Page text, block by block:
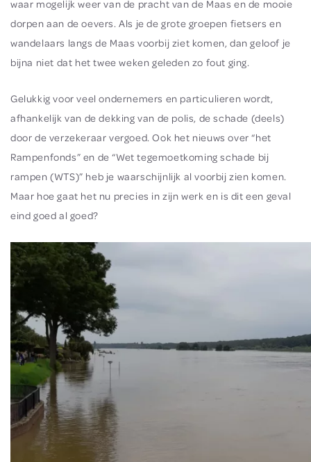
waar mogelijk weer van de pracht van de Maas en de mooie
dorpen aan de oevers. Als je de grote groepen fietsers en
wandelaars langs de Maas voorbij ziet komen, dan geloof je
bijna niet dat het twee weken geleden zo fout ging.
Gelukkig voor veel ondernemers en particulieren wordt,
afhankelijk van de dekking van de polis, de schade (deels)
door de verzekeraar vergoed. Ook het nieuws over “het
Rampenfonds” en de “Wet tegemoetkoming schade bij
rampen (WTS)” heb je waarschijnlijk al voorbij zien komen.
Maar hoe gaat het nu precies in zijn werk en is dit een geval
eind goed al goed?